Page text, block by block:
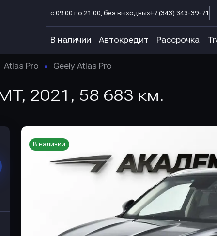
с 09:00 по 21:00, без выходных+7 (343) 343-39-71
В наличии Автокредит Рассрочка
Atlas Pro Geely Atlas Pro
2021, 58 683 км.
В наличии